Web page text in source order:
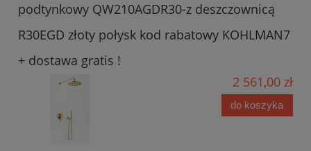
podtynkowy QW210AGDR30-z deszczownicą
R30EGD złoty połysk kod rabatowy KOHLMAN7
+ dostawa gratis !
2 561,00 zł
do koszyka